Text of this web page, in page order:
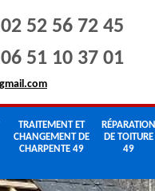
02 52 56 72 45
06 51 10 37 01
TRAITEMENT ET
CHANGEMENT DE
CHARPENTE 49
RÉPARATION
DE TOITURE
49